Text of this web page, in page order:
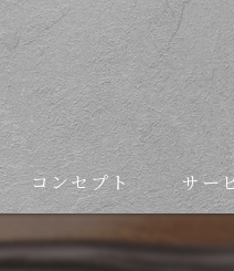
コンセプト
依頼の流れ
サー